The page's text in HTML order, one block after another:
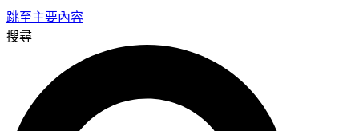
跳至主要內容
搜尋